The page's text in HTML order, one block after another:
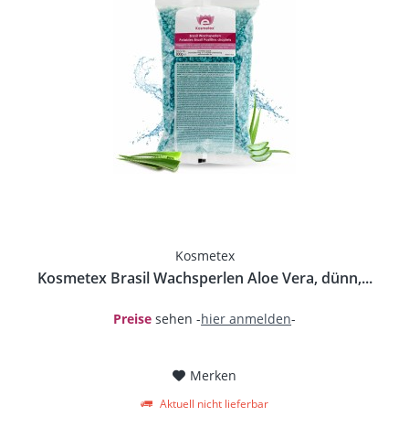
Kosmetex
Kosmetex Brasil Wachsperlen Aloe Vera, dünn,...
Preise sehen -hier anmelden-
Merken
Aktuell nicht lieferbar